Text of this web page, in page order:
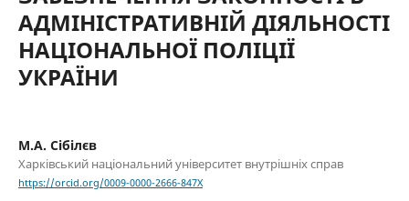
АДМІНІСТРАТИВНІЙ ДІЯЛЬНОСТІ
НАЦІОНАЛЬНОЇ ПОЛІЦІЇ
УКРАЇНИ
М.А. Сібілєв
Харківський національний університет внутрішніх справ
https://orcid.org/0009-0000-2666-847X